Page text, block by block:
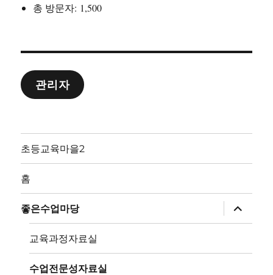
총 방문자: 1,500
관리자
초등교육마을2
홈
좋은수업마당
위
메
장
교육과정자료실
수업전문성자료실